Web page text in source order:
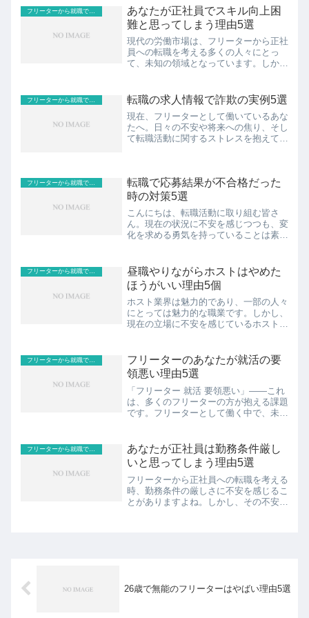
あなたが正社員でスキル向上困
難と思ってしまう理由5選
現代の労働市場は、フリーターから正社
員への転職を考える多くの人々にとっ
て、未知の領域となっています。しか
安や困難に直面しながらも、その道を歩
み続けることは、自己成長と満...
転職の求人情報で詐欺の実例5選
現在、フリーターとして働いているあな
たへ。日々の不安や将来への焦り、そし
て転職活動に関するストレスを抱えてい
ける求人情報の詐欺に関す...
転職で応募結果が不合格だった
時の対策5選
こんにちは、転職活動に取り組む皆さ
ん。現在の状況に不安を感じつつも、変
化を求める勇気を持っていることは素晴
の磨き方を考えるチャンスなのです。こ
の記事では、「転職 応募 ...
フリーターから就職で正社員
昼職やりながらホストはやめた
ほうがいい理由5個
ホスト業界は魅力的であり、一部の人々
にとっては魅力的な職業です。しかし、
現在の立場に不安を感じているホストも
す。本記事では、「昼職やりながらホス
ト」の選択に関する考え方...
フリーターから就職で正社員
フリーターのあなたが就活の要
領悪い理由5選
「フリーター 就活 要領悪い」――これ
は、多くのフリーターの方が抱える課題
です。フリーターとして働く中で、未来
変えるチャンスが実はそこにはあるので
す。この記事では、フリ...
フリーターから就職で正社員
あなたが正社員は勤務条件厳し
いと思ってしまう理由5選
フリーターから正社員への転職を考える
時、勤務条件の厳しさに不安を感じるこ
とがありますよね。しかし、その不安を
26歳で無能のフリーターはやばい理由5選